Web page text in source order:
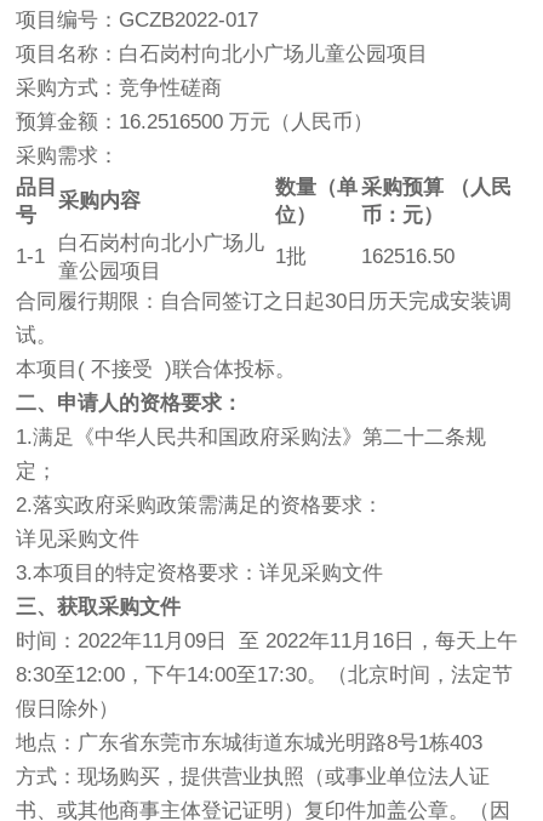
项目编号：GCZB2022-017
项目名称：白石岗村向北小广场儿童公园项目
采购方式：竞争性磋商
预算金额：16.2516500 万元（人民币）
采购需求：
品目
号
采购内容
数量（单
位）
采购预算
（人民
币：元）
1-1
白石岗村向北小广场儿
童公园项目
1批
162516.50
合同履行期限：自合同签订之日起30日历天完成安装调
试。
本项目( 不接受 )联合体投标。
二、申请人的资格要求：
1.满足《中华人民共和国政府采购法》第二十二条规
定；
2.落实政府采购政策需满足的资格要求：
详见采购文件
3.本项目的特定资格要求：详见采购文件
三、获取采购文件
时间：2022年11月09日 至 2022年11月16日，每天上午
8:30至12:00，下午14:00至17:30。（北京时间，法定节
假日除外）
地点：广东省东莞市东城街道东城光明路8号1栋403
方式：现场购买，提供营业执照（或事业单位法人证
书、或其他商事主体登记证明）复印件加盖公章。（因